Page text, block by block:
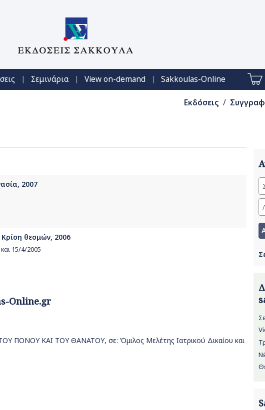
| Σεμινάρια | View on-demand | Sakkoulas-Online
Εκδόσεις /
2007
θεσμών, 2006
15/4/2005
Online.gr
ΚΑΙ ΤΟΥ ΘΑΝΑΤΟΥ, σε: Όμιλος Μελέτης Ιατρικού Δικαίου και